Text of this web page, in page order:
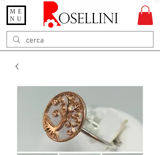
Gioielleria Rosellini
Rosellini online
ME
NU